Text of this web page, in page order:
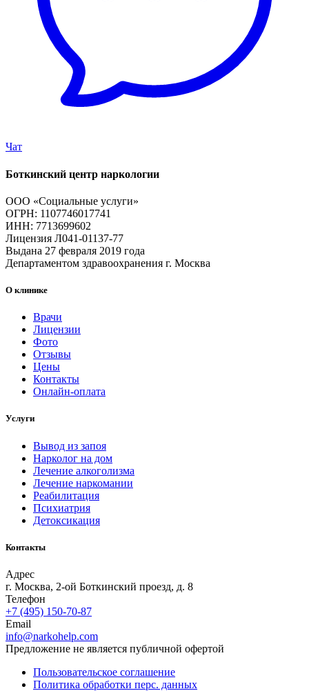
Чат
Боткинский центр наркологии
ООО «Социальные услуги»
ОГРН: 1107746017741
ИНН: 7713699602
Лицензия Л041-01137-77
Выдана 27 февраля 2019 года
Департаментом здравоохранения г. Москва
О клинике
Врачи
Лицензии
Фото
Отзывы
Цены
Контакты
Онлайн-оплата
Услуги
Вывод из запоя
Нарколог на дом
Лечение алкоголизма
Лечение наркомании
Реабилитация
Психиатрия
Детоксикация
Контакты
Адрес
г. Москва, 2-ой Боткинский проезд, д. 8
Телефон
+7 (495) 150-70-87
Email
info@narkohelp.com
Предложение не является публичной офертой
Пользовательское соглашение
Политика обработки перс. данных